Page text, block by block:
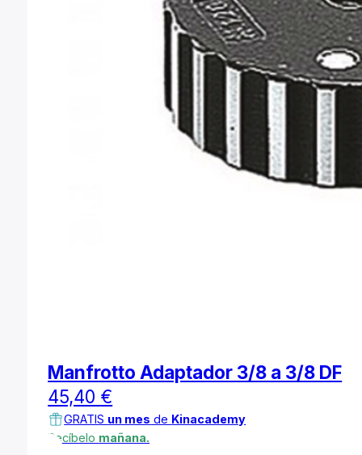
Manfrotto Adaptador 3/8 a 3/8 DF
45,40 €
GRATIS un mes de Kinacademy
Recíbelo mañana.